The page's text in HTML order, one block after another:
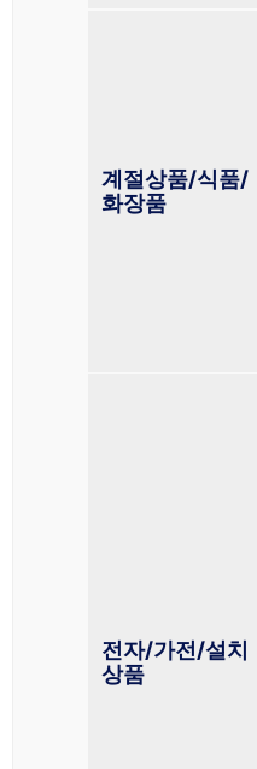
계절상품/식품/
화장품
전자/가전/설치
상품